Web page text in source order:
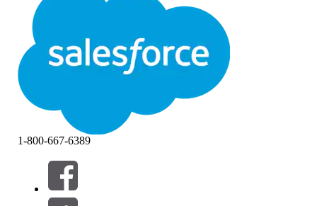
Suodattimet (0)
VALITSE SUODATTIMET
1-800-667-6389